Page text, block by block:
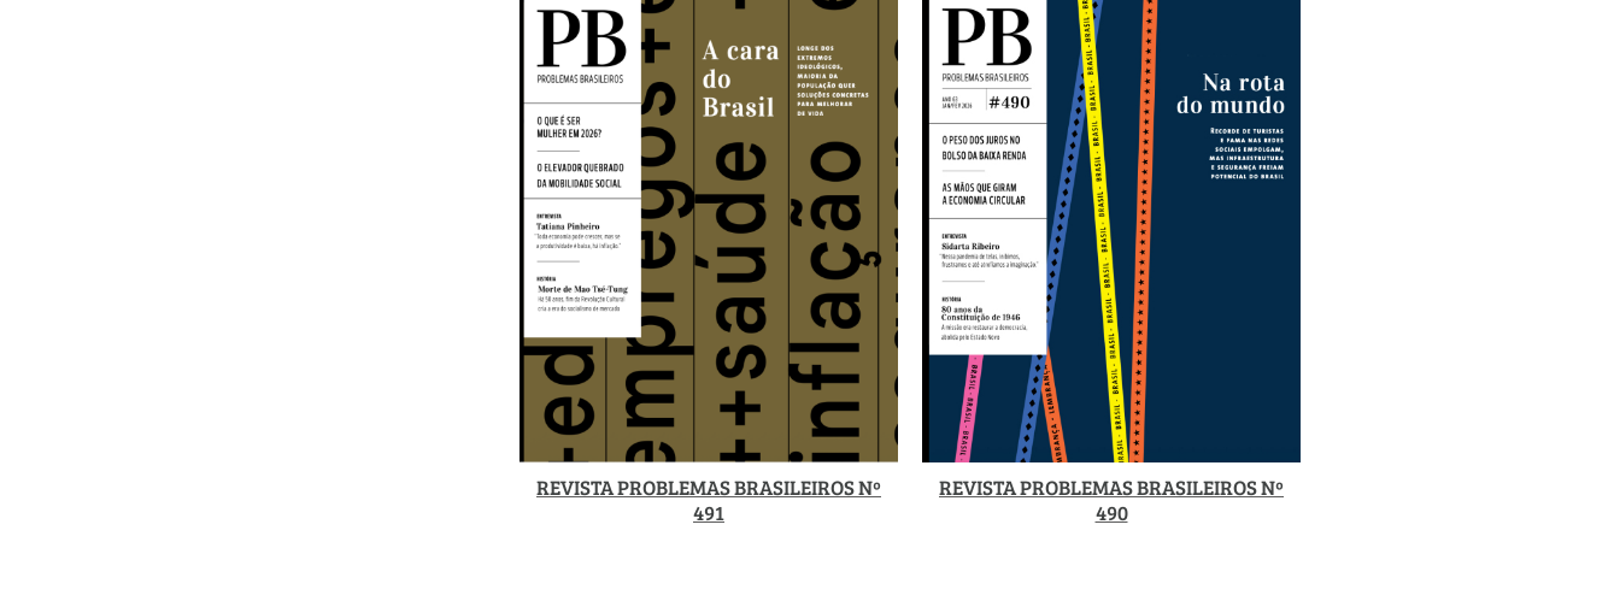
REVISTA PROBLEMAS BRASILEIROS Nº
491
REVISTA PROBLEMAS BRASILEIROS Nº
490